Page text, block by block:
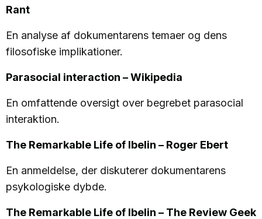
Rant
En analyse af dokumentarens temaer og dens
filosofiske implikationer.
Parasocial interaction – Wikipedia
En omfattende oversigt over begrebet parasocial
interaktion.
The Remarkable Life of Ibelin – Roger Ebert
En anmeldelse, der diskuterer dokumentarens
psykologiske dybde.
The Remarkable Life of Ibelin – The Review Geek